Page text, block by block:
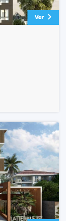
Ver